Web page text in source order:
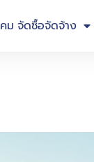
ม จัดซื้อจัดจ้าง